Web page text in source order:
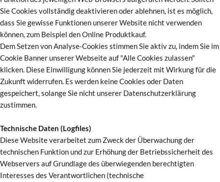
Sie Cookies vollständig deaktivieren oder ablehnen, ist es möglich,
dass Sie gewisse Funktionen unserer Website nicht verwenden
können, zum Beispiel den Online Produktkauf.
Dem Setzen von Analyse-Cookies stimmen Sie aktiv zu, indem Sie im
Cookie Banner unserer Webseite auf "Alle Cookies zulassen"
klicken. Diese Einwilligung können Sie jederzeit mit Wirkung für die
Zukunft widerrufen. Es werden keine Cookies oder Daten
gespeichert, solange Sie nicht unserer Datenschutzerklärung
zustimmen.
Technische Daten (Logfiles)
Diese Website verarbeitet zum Zweck der Überwachung der
technischen Funktion und zur Erhöhung der Betriebssicherheit des
Webservers auf Grundlage des überwiegenden berechtigten
Interesses des Verantwortlichen (technische